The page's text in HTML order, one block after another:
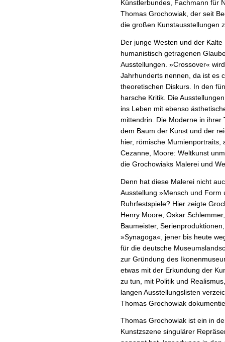
Künstlerbundes, Fachmann für
Thomas Grochowiak, der seit
die großen Kunstausstellungen
Der junge Westen und der
humanistisch getragenen
Ausstellungen. »Crossover«
Jahrhunderts nennen, da ist es
theoretischen Diskurs. In den
harsche Kritik. Die
ins Leben mit ebenso
mittendrin. Die Moderne in ihrer
dem Baum der Kunst und der
hier, römische Mumienportraits,
Cezanne, Moore: Weltkunst
die Grochowiaks Malerei und
Denn hat diese Malerei nicht
Ausstellung »Mensch und
Ruhrfestspiele? Hier zeigte
Henry Moore, Oskar
Baumeister,
»Synagoga«, jener bis heute
für die deutsche
zur Gründung des
etwas mit der Erkundung der
zu tun, mit Politik und
langen Ausstellungslisten
Thomas Grochowiak
Thomas Grochowiak ist ein in
Kunstzszene singulärer